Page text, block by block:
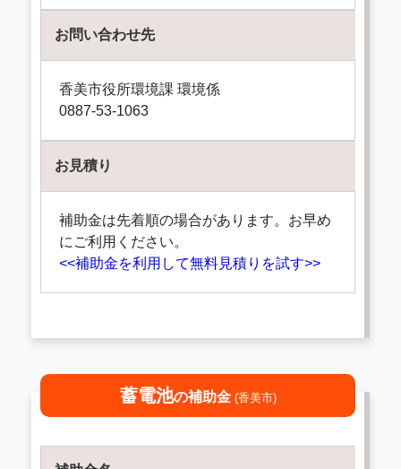
お問い合わせ先
香美市役所環境課 環境係
0887-53-1063
お見積り
補助金は先着順の場合があります。お早め
にご利用ください。
<<補助金を利用して無料見積りを試す>>
蓄電池の補助金 (香美市)